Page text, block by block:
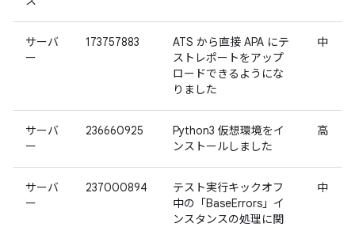
サーバ
ー
173757883
ATS から直接 APA にテ
ストレポートをアップ
ロードできるようにな
りました
中
サーバ
ー
236660925
Python3 仮想環境をイ
ンストールしました
高
サーバ
ー
237000894
テスト実行キックオフ
中の「BaseErrors」イ
ンスタンスの処理に関
中